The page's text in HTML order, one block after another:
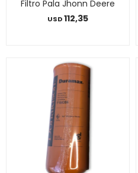
Filtro Pala Jhonn Deere
USD112,35